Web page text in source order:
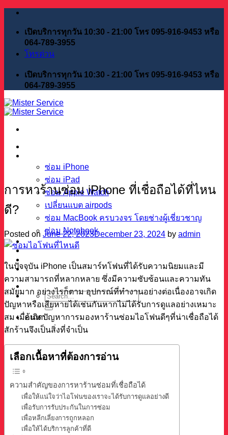
Skip
contentเปิดบริการทุกวัน 10:30 - 21:00 โทร 095-916-9453 หรือ
064-789-3955
โทรด่วน
เปิดบริการทุกวัน 10:30 - 21:00 โทร 095-916-9453 หรือ
064-789-3955
ซ่อม iPhone
ซ่อม iPad
ซ่อม Apple Watch
เปลี่ยนแบต airpods
ซ่อม MacBook ครบวงจร โดยช่างผู้เชี่ยวชาญ
ซ่อม Notebook
ผลงาน
บทความ
ติดต่อ
ค้นหา
การหาร้านซ่อม iPhone ที่เชื่อถือได้ที่ไหน
ดี?
Posted on June 22, 2023December 23, 2024 by admin
ในปัจจุบัน iPhone เป็นสมาร์ทโฟนที่ได้รับความนิยมและมี
ความสามารถที่หลากหลาย ซึ่งมีความซับซ้อนและความทัน
สมัยมาก อย่างไรก็ตาม อุปกรณ์ที่ทำงานอย่างต่อเนื่องอาจเกิด
ปัญหาหรือเสียหายได้เช่นกันหากไม่ได้รับการดูแลอย่างเหมาะ
สม เมื่อเกิดปัญหาการมองหาร้านซ่อมไอโฟนดีๆที่น่าเชื่อถือได้
สักร้านจึงเป็นสิ่งที่จำเป็น
เลือกเนื้อหาที่ต้องการอ่าน
ความสำคัญของการหาร้านซ่อมที่เชื่อถือได้
เพื่อให้แน่ใจว่าไอโฟนของเราจะได้รับการดูแลอย่างดี
เพื่อรับการรับประกันในการซ่อม
เพื่อหลีกเลี่ยงการถูกหลอก
เพื่อให้ได้บริการลูกค้าที่ดี